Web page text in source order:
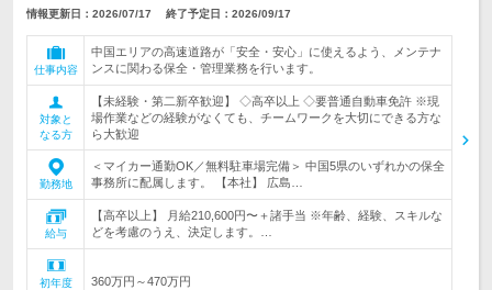
情報更新日：2026/07/17 終了予定日：2026/09/17
仕事内容
中国エリアの高速道路が「安全・安心」に使えるよう、メンテナ
ンスに関わる保全・管理業務を行います。
対象と
なる方
【未経験・第二新卒歓迎】 ◇高卒以上 ◇要普通自動車免許 ※現
場作業などの経験がなくても、チームワークを大切にできる方な
ら大歓迎
勤務地
＜マイカー通勤OK／無料駐車場完備＞ 中国5県のいずれかの保全
事務所に配属します。 【本社】 広島…
給与
【高卒以上】 月給210,600円〜＋諸手当 ※年齢、経験、スキルな
どを考慮のうえ、決定します。…
初年度
360万円～470万円